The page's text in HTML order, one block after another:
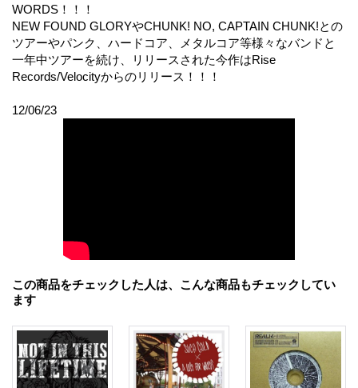
WORDS！！！
NEW FOUND GLORYやCHUNK! NO, CAPTAIN CHUNK!との
ツアーやパンク、ハードコア、メタルコア等様々なバンドと
一年中ツアーを続け、リリースされた今作はRise
Records/Velocityからのリリース！！！
12/06/23
この商品をチェックした人は、こんな商品もチェックしてい
ます